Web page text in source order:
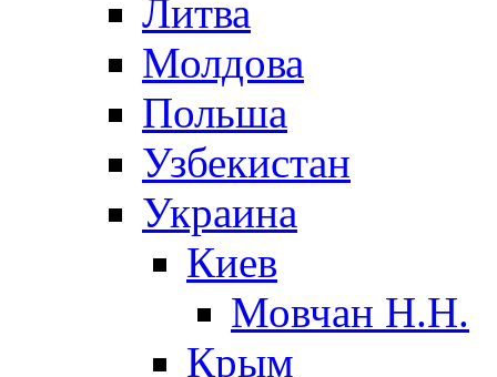
Литва
Молдова
Польша
Узбекистан
Украина
Киев
Мовчан Н.Н.
Крым